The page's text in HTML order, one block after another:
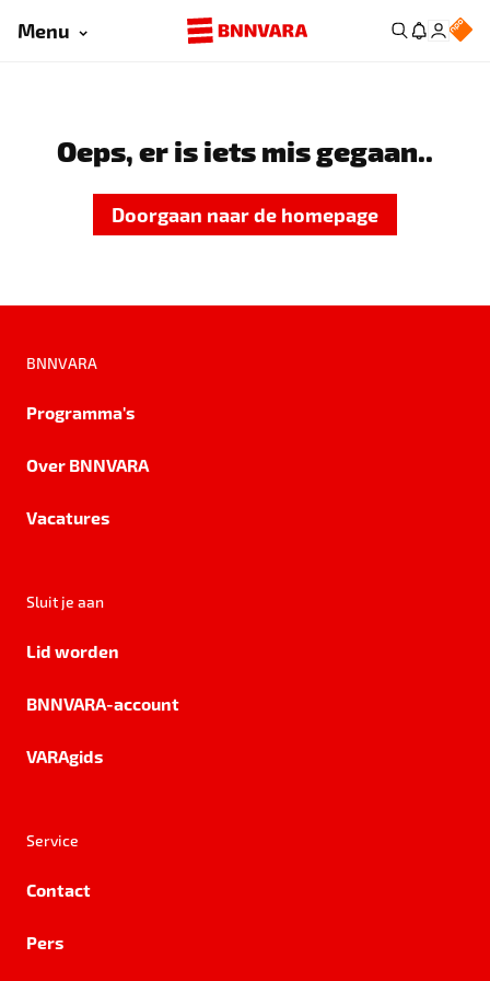
Menu
Oeps, er is iets mis gegaan..
Doorgaan naar de homepage
BNNVARA
Programma's
Over BNNVARA
Vacatures
Sluit je aan
Lid worden
BNNVARA-account
VARAgids
Service
Contact
Pers